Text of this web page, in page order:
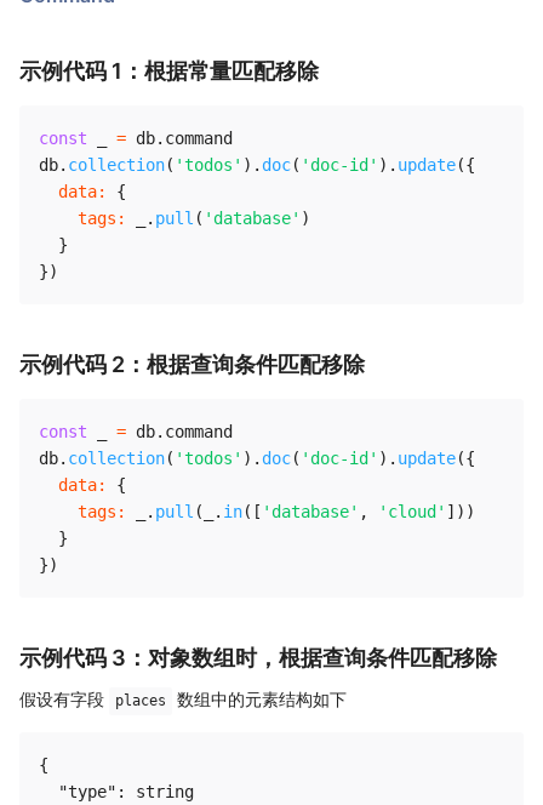
示例代码 1：根据常量匹配移除
const = db. command
db. collection( 'todos' ) . doc( 'doc-id' ) . update({
data:
{
tags : . pull ( 'database' )
}
})
示例代码 2：根据查询条件匹配移除
const = db. command
db. collection( 'todos' ) . doc( 'doc-id' ) . update({
data:
{
tags : . pull ( . in( [ 'database' , 'cloud' ] ) )
}
})
示例代码 3：对象数组时，根据查询条件匹配移除
假设有字段 places 数组中的元素结构如下
{
  "type": string